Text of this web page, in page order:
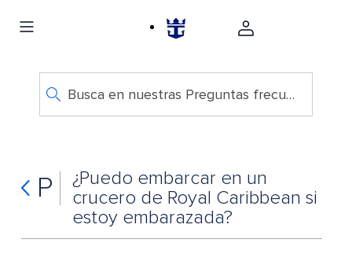
Busca en nuestras Preguntas frecuentes
P
¿Puedo embarcar en un
crucero de Royal Caribbean si
estoy embarazada?